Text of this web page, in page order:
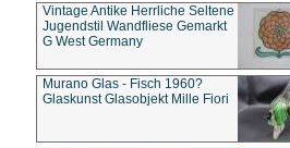
Vintage Antike Herrliche Seltene
Jugendstil Wandfliese Gemarkt
G West Germany
Murano Glas - Fisch 1960?
Glaskunst Glasobjekt Mille Fiori